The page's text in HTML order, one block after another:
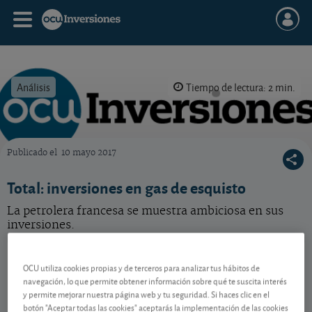
Análisis Tiempo de lectura: 2 min.
Publicado el 10 mayo 2017
Total: inversiones en gas de esquisto
La petrolera francesa se muestra ambiciosa en sus
inversiones.
FR0000120271
07/08/2026 París
0,08 EUR (0,11 %)
OCU utiliza cookies propias y de terceros para analizar tus hábitos de
navegación, lo que permite obtener información sobre qué te suscita interés
y permite mejorar nuestra página web y tu seguridad. Si haces clic en el
botón "Aceptar todas las cookies" aceptarás la implementación de las cookies